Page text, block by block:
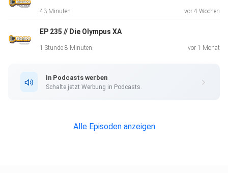
43 Minuten vor 4 Wochen
EP 235 // Die Olympus XA
1 Stunde 8 Minuten vor 1 Monat
In Podcasts werben
Schalte jetzt Werbung in Podcasts.
Alle Episoden anzeigen